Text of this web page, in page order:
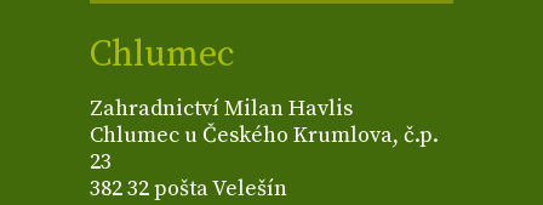
Chlumec
Zahradnictví Milan Havlis
Chlumec u Českého Krumlova, č.p.
23
382 32 pošta Velešín